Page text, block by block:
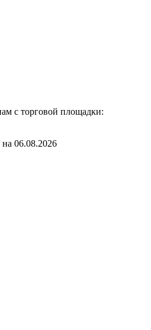
с торговой площадки:
06.08.2026